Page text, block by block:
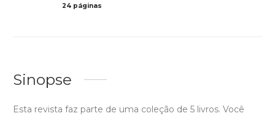
24 páginas
Sinopse
Esta revista faz parte de uma coleção de 5 livros. Você